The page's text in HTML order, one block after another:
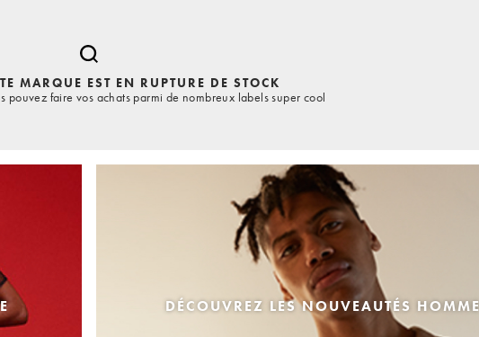
MARQUE EST EN RUPTURE DE STOCK
pouvez faire vos achats parmi de nombreux labels super cool
DÉCOUVREZ LES NOUVEAUTÉS HOMME